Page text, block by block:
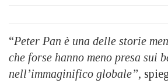
“Peter Pan è una delle storie
che forse hanno meno presa sui
nell’immaginifico globale”,